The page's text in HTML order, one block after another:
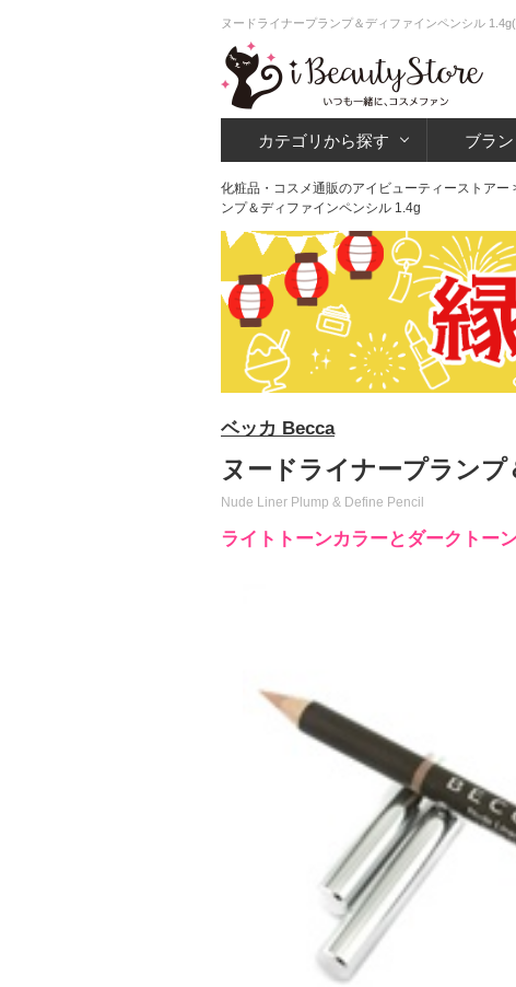
ヌードライナープランプ＆ディファインペンシル
カテゴリから探す ブラ
化粧品・コスメ通販のアイビューティーストアー
ンプ＆ディファインペンシル 1.4g
ベッカ Becca
ヌードライナープラン
Nude Liner Plump & Define Pencil
ライトトーンカラーとダークトー